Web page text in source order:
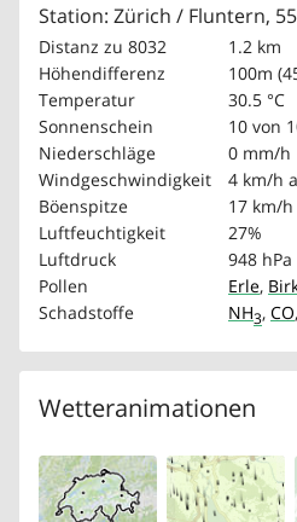
Station: Zürich / Fluntern,
Distanz zu 8032
1.2 km
Höhendifferenz
100m
Temperatur
30.5 °C
Sonnenschein
10 von
Niederschläge
0 mm/h
Windgeschwindigkeit
4 km/h
Böenspitze
17 km/h
Luftfeuchtigkeit
27%
Luftdruck
948 hPa
Pollen
Erle,
Schadstoffe
NH3, CO,
Wetteranimationen